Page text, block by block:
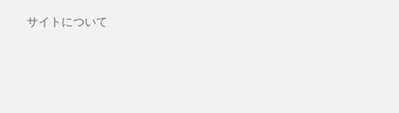
サイトについて